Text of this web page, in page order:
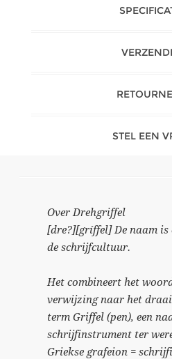
STEL EEN
Over Drehgriffel
[dre?][gríffel] De naam is
de schrijfcultuur.
Het combineert het
verwijzing naar het
term Griffel (pen), een
schrijfinstrument ter
Griekse grafeion =